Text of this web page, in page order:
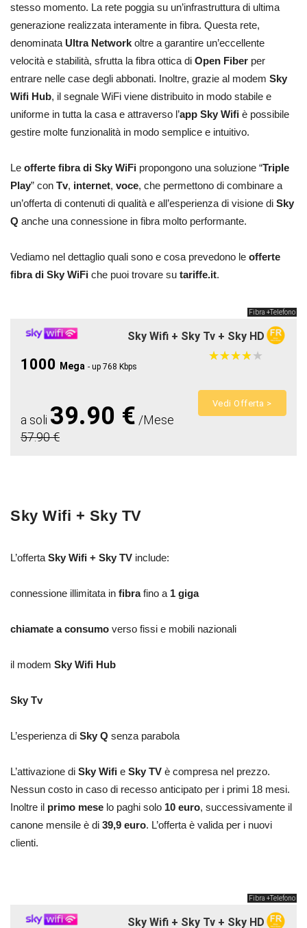
stesso momento. La rete poggia su un’infrastruttura di ultima
generazione realizzata interamente in fibra. Questa rete,
denominata Ultra Network oltre a garantire un’eccellente
velocità e stabilità, sfrutta la fibra ottica di Open Fiber per
entrare nelle case degli abbonati. Inoltre, grazie al modem Sky
Wifi Hub, il segnale WiFi viene distribuito in modo stabile e
uniforme in tutta la casa e attraverso l’app Sky Wifi è possibile
gestire molte funzionalità in modo semplice e intuitivo.
Le offerte fibra di Sky WiFi propongono una soluzione “Triple
Play” con Tv, internet, voce, che permettono di combinare a
un’offerta di contenuti di qualità e all’esperienza di visione di Sky
Q anche una connessione in fibra molto performante.
Vediamo nel dettaglio quali sono e cosa prevedono le offerte
fibra di Sky WiFi che puoi trovare su tariffe.it.
Fibra +Telefono
Sky Wifi + Sky Tv + Sky HD
1000 Mega - up 768 Kbps
★★★★★
★★★★★
a soli 39.90 € /Mese
57.90 €
Vedi Offerta >
Sky Wifi + Sky TV
L’offerta Sky Wifi + Sky TV include:
connessione illimitata in fibrafino a 1 giga
chiamate a consumo verso fissi e mobili nazionali
il modem Sky Wifi Hub
Sky Tv
L’esperienza di Sky Q senza parabola
L’attivazione di Sky Wifi e Sky TV è compresa nel prezzo.
Nessun costo in caso di recesso anticipato per i primi 18 mesi.
Inoltre il primo mese lo paghi solo 10 euro, successivamente il
canone mensile è di 39,9 euro. L’offerta è valida per i nuovi
clienti.
Fibra +Telefono
Sky Wifi + Sky Tv + Sky HD